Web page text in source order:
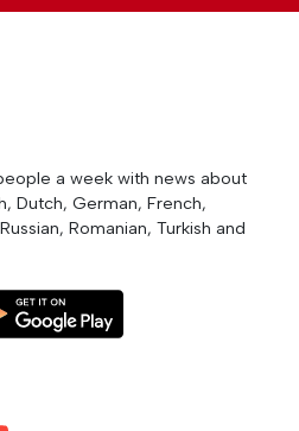
a week with news about
Dutch, German, French,
Romanian, Turkish and